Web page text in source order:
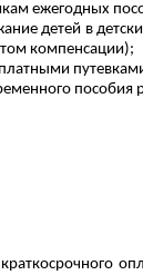
ежегодных
детей в
компенсации);
пособия